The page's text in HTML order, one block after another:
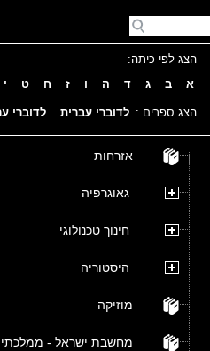
הצג לפי כיתה:
א
ב ג ד ה ו ז ח ט י
הצג ספרים : לדוברי עברית לדוברי
אזרחות
גאוגרפיה
חינוך טכנולוגי
היסטוריה
מוזיקה
מחשבת ישראל - ממלכתי